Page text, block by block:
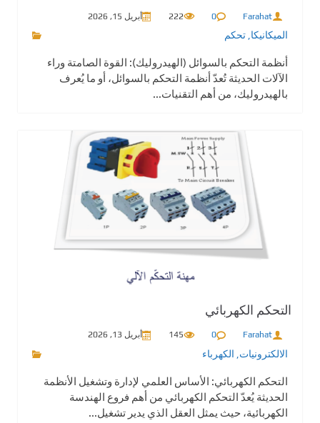
Farahat
0
222 أبريل 15, 2026
الميكانيكا تحكم
أنظمة التحكم بالسوائل (الهيدروليك): القوة الصامتة وراء
الآلات الحديثة تُعدّ أنظمة التحكم بالسوائل، أو ما يُعرف
بالهيدروليك، من أهم التقنيات...
التحكم الكهربائي
Farahat
0
145 أبريل 13, 2026
الالكترونيات الكهرباء
التحكم الكهربائي: الأساس العلمي لإدارة وتشغيل الأنظمة
الحديثة يُعدّ التحكم الكهربائي من أهم فروع الهندسة
الكهربائية، حيث يمثل العقل الذي يدير تشغيل...